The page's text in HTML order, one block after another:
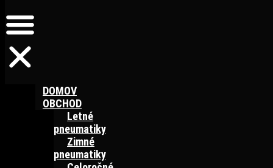
DOMOV
OBCHOD
Letné
pneumatiky
Zimné
pneumatiky